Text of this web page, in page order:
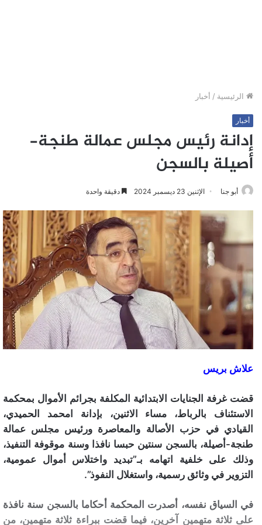
الرئيسية / أخبار
أخبار
إدانة رئيس مجلس عمالة طنجة-
أصيلة بالسجن
أبو جنا الإثنين 23 ديسمبر 2024 دقيقة واحدة
علاش بريس
قضت غرفة الجنايات الابتدائية المكلفة بجرائم الأموال بمحكمة
الاستئناف بالرباط، مساء الاثنين، بإدانة امحمد الحميدي،
القيادي في حزب الأصالة والمعاصرة ورئيس مجلس عمالة
طنجة-أصيلة، بالسجن سنتين حبسا نافذا وسنة موقوفة التنفيذ،
وذلك على خلفية اتهامه بـ”تبديد واختلاس أموال عمومية،
التزوير في وثائق رسمية، واستغلال النفوذ”.
في السياق نفسه، أصدرت المحكمة أحكاما بالسجن سنة نافذة
على ثلاثة متهمين آخرين، فيما قضت ببراءة ثلاثة متهمين، من